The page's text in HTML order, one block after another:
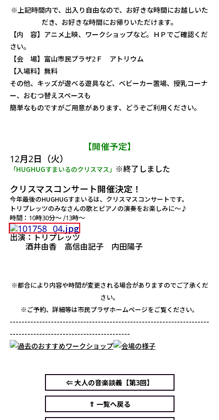
※上記時間内で、出入り自由なので、お好きな時間にお越しいた
だき、お好きな時間にお帰りいただけます。
【内 容】アニメ上映、ワークショップなど。ＨＰでご確認くだ
さい。
【会 場】富山市民プラザ2Ｆ アトリウム
【入場料】無料
その他、キッズが遊べる遊具など、ベビーカー置場、授乳コーナ
ー、おむつ替えスペースも
簡単なものですがご用意があります、どうぞご利用ください。
【開催予定】
12月2日（火）
「HUGHUGすまいるのクリスマス」 ※終了しました
クリスマスコンサート開催決定！
今年最後のHUGHUGすまいるは、クリスマスコンサートです。
トリプレッツのみなさんの歌とピアノの演奏をお楽しみに～♪
時間：10時30分～ /13時～
出演：トリプレッツ
酒井由香 高信由記子 内田陽子
※都合により内容や時間が変更される場合がありますのでご了承くだ
さい。
※ご予約、詳細等は市民プラザホームページをご覧ください。
--------------------------------------------------------------------
-----------------------------------------
⇐ 大人の音楽談義【第3回】
⇑ 一覧へ戻る